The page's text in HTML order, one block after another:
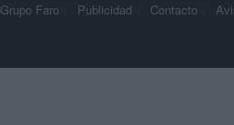
Grupo Faro Publicidad Contacto